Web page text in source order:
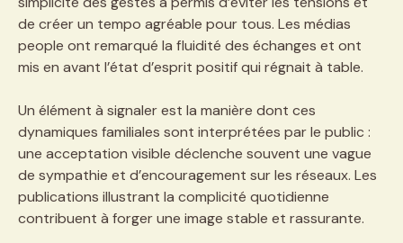
de créer un tempo agréable pour tous. Les médias
people ont remarqué la fluidité des échanges et ont
mis en avant l’état d’esprit positif qui régnait à table.
Un élément à signaler est la manière dont ces
dynamiques familiales sont interprétées par le public :
une acceptation visible déclenche souvent une vague
de sympathie et d’encouragement sur les réseaux. Les
publications illustrant la complicité quotidienne
contribuent à forger une image stable et rassurante.